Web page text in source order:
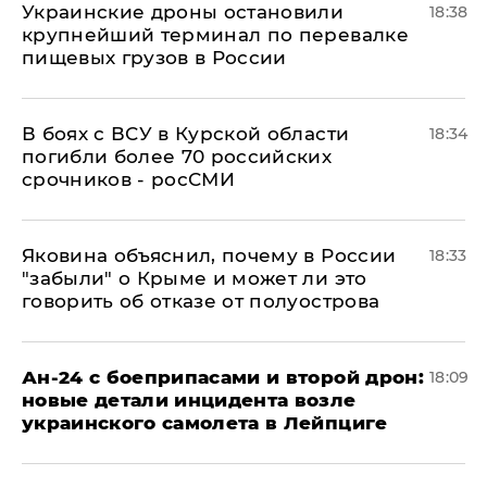
Украинские дроны остановили
крупнейший терминал по перевалке
пищевых грузов в России
18:38
В боях с ВСУ в Курской области
погибли более 70 российских
срочников - росСМИ
18:34
Яковина объяснил, почему в России
"забыли" о Крыме и может ли это
говорить об отказе от полуострова
18:33
Ан-24 с боеприпасами и второй дрон:
новые детали инцидента возле
украинского самолета в Лейпциге
18:09